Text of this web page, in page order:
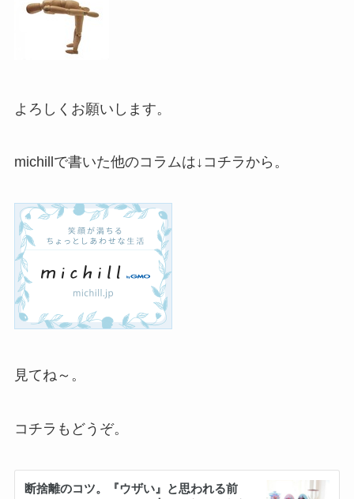
よろしくお願いします。
michillで書いた他のコラムは↓コチラから。
見てね～。
コチラもどうぞ。